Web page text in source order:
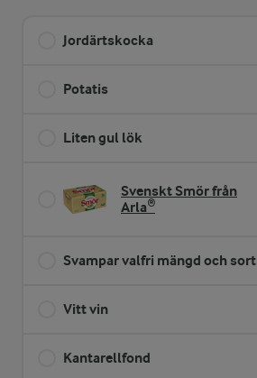
Jordärtskocka
Potatis
Liten gul lök
Svenskt Smör från
Arla®
Svampar valfri mängd och sort
Vitt vin
Kantarellfond